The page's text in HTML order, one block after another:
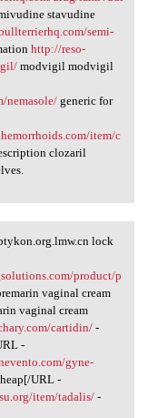
stavudine
semi-
http://reso-
modvigil modvigil
nemasole/generic for
item/c
clozaril
lock
product/p
vaginal cream
vaginal cream
cartidin/-
-
gyne-
URL -
item/tadalis/-